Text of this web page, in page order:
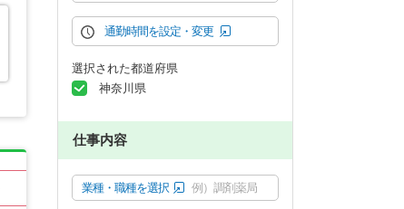
通勤時間を設定・変更
選択された都道府県
神奈川県
仕事内容
業種・職種を選択 例）調剤薬局